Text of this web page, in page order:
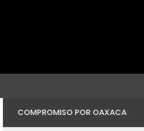
COMPROMISO POR OAXACA